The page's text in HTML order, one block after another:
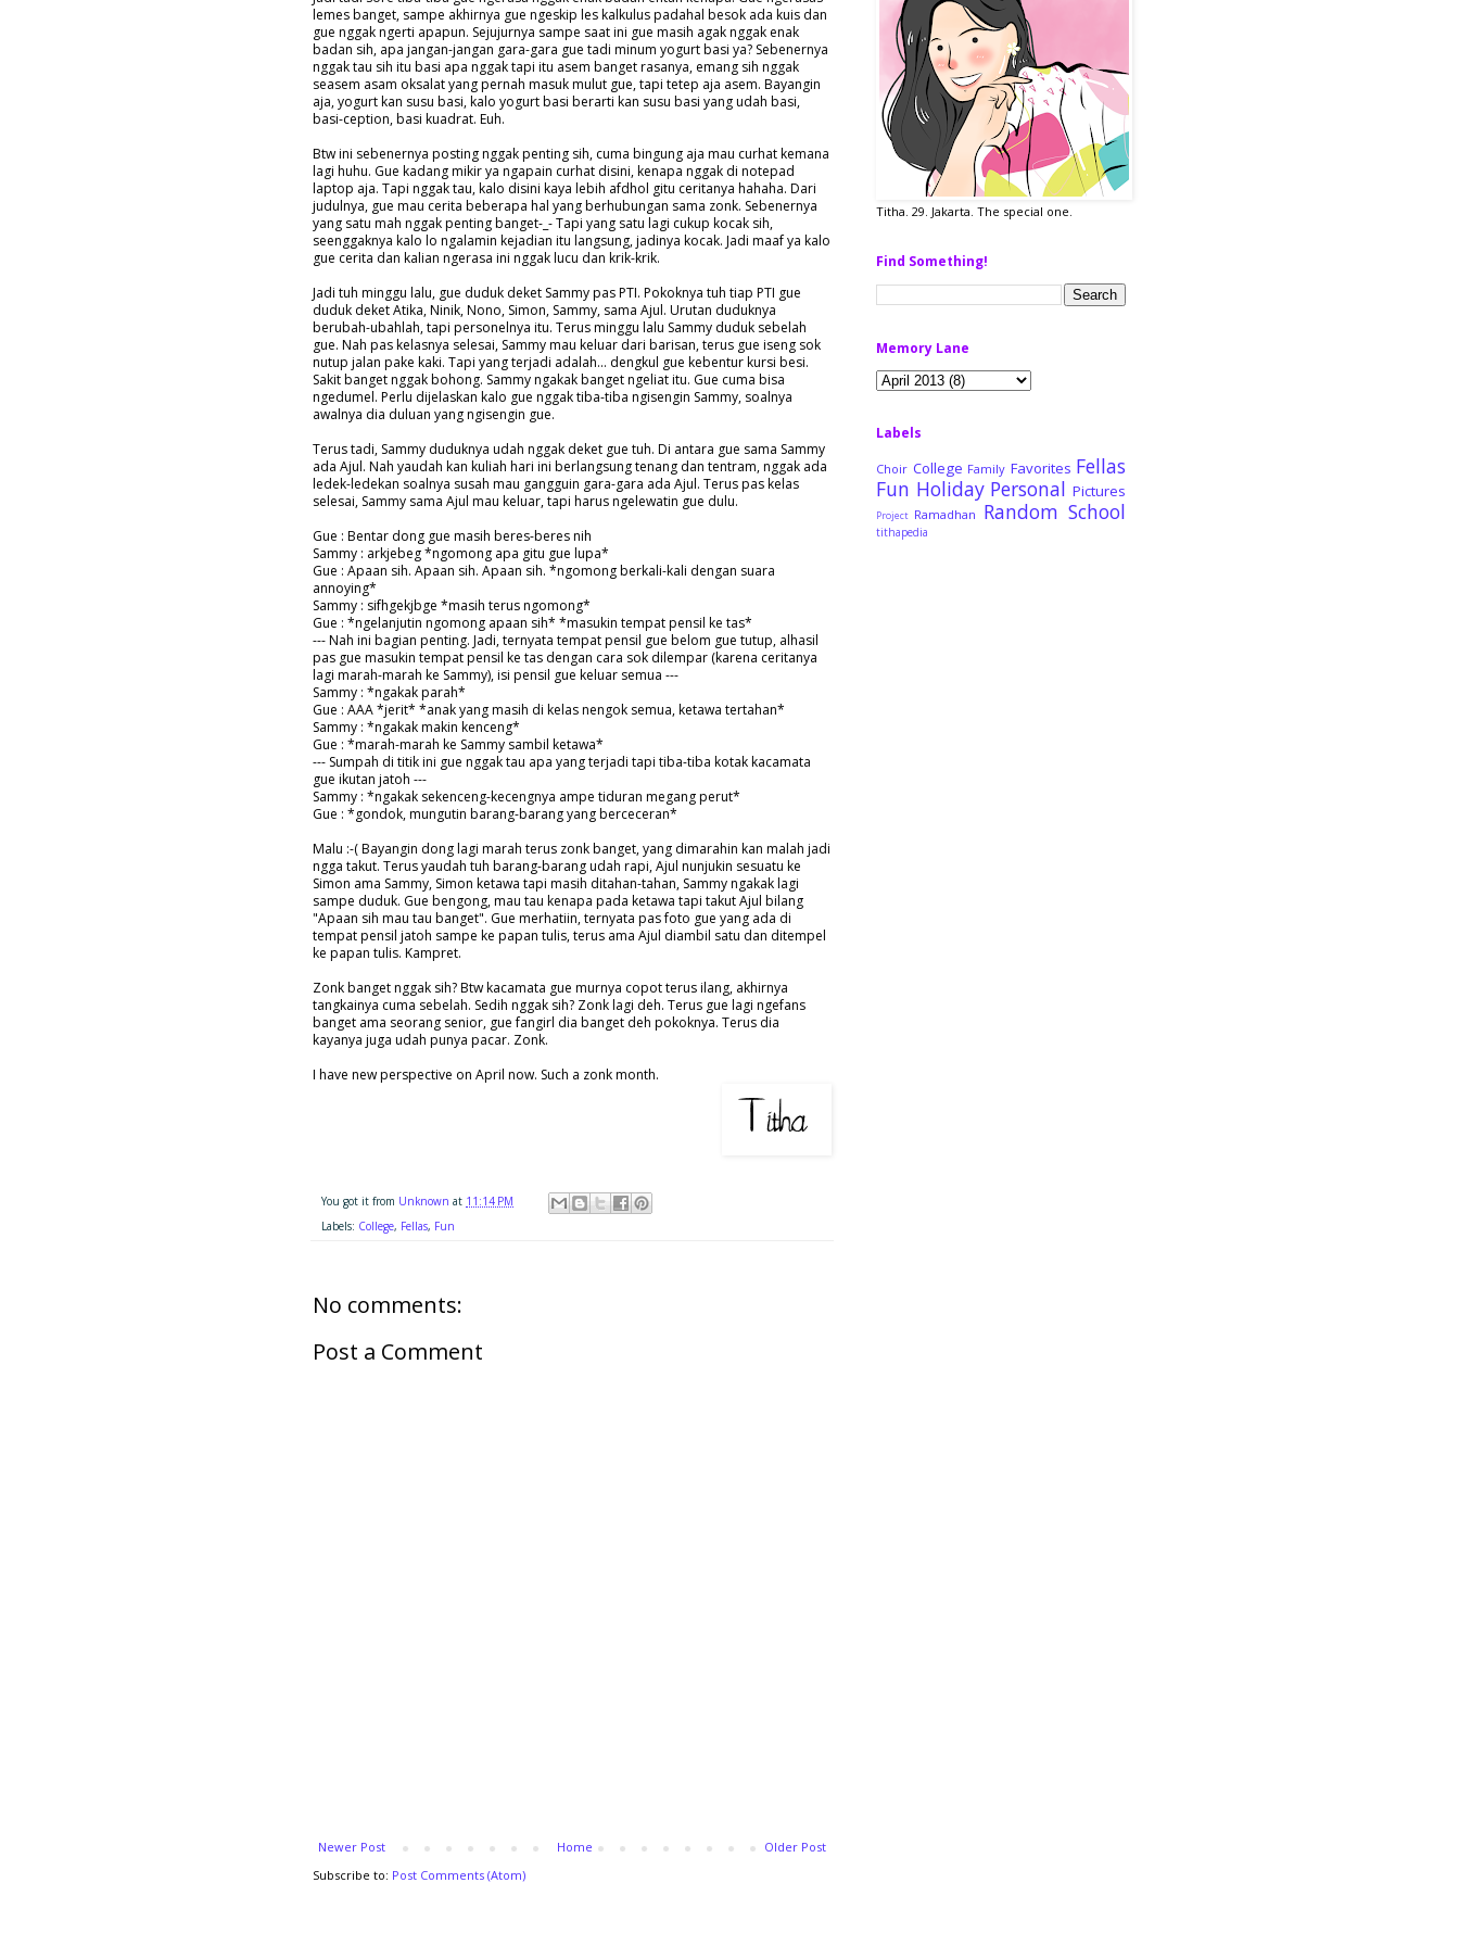
lemes banget, sampe akhirnya gue ngeskip les kalkulus padahal besok ada kuis dan
gue nggak ngerti apapun. Sejujurnya sampe saat ini gue masih agak nggak enak
badan sih, apa jangan-jangan gara-gara gue tadi minum yogurt basi ya? Sebenernya
nggak tau sih itu basi apa nggak tapi itu asem banget rasanya, emang sih nggak
seasem asam oksalat yang pernah masuk mulut gue, tapi tetep aja asem. Bayangin
aja, yogurt kan susu basi, kalo yogurt basi berarti kan susu basi yang udah basi,
basi-ception, basi kuadrat. Euh.
Btw ini sebenernya posting nggak penting sih, cuma bingung aja mau curhat kemana
lagi huhu. Gue kadang mikir ya ngapain curhat disini, kenapa nggak di notepad
laptop aja. Tapi nggak tau, kalo disini kaya lebih afdhol gitu ceritanya hahaha. Dari
judulnya, gue mau cerita beberapa hal yang berhubungan sama zonk. Sebenernya
yang satu mah nggak penting banget-_- Tapi yang satu lagi cukup kocak sih,
seenggaknya kalo lo ngalamin kejadian itu langsung, jadinya kocak. Jadi maaf ya kalo
gue cerita dan kalian ngerasa ini nggak lucu dan krik-krik.
Jadi tuh minggu lalu, gue duduk deket Sammy pas PTI. Pokoknya tuh tiap PTI gue
duduk deket Atika, Ninik, Nono, Simon, Sammy, sama Ajul. Urutan duduknya
berubah-ubahlah, tapi personelnya itu. Terus minggu lalu Sammy duduk sebelah
gue. Nah pas kelasnya selesai, Sammy mau keluar dari barisan, terus gue iseng sok
nutup jalan pake kaki. Tapi yang terjadi adalah... dengkul gue kebentur kursi besi.
Sakit banget nggak bohong. Sammy ngakak banget ngeliat itu. Gue cuma bisa
ngedumel. Perlu dijelaskan kalo gue nggak tiba-tiba ngisengin Sammy, soalnya
awalnya dia duluan yang ngisengin gue.
Terus tadi, Sammy duduknya udah nggak deket gue tuh. Di antara gue sama Sammy
ada Ajul. Nah yaudah kan kuliah hari ini berlangsung tenang dan tentram, nggak ada
ledek-ledekan soalnya susah mau gangguin gara-gara ada Ajul. Terus pas kelas
selesai, Sammy sama Ajul mau keluar, tapi harus ngelewatin gue dulu.
Gue : Bentar dong gue masih beres-beres nih
Sammy : arkjebeg *ngomong apa gitu gue lupa*
Gue : Apaan sih. Apaan sih. Apaan sih. *ngomong berkali-kali dengan suara
annoying*
Sammy : sifhgekjbge *masih terus ngomong*
Gue : *ngelanjutin ngomong apaan sih* *masukin tempat pensil ke tas*
--- Nah ini bagian penting. Jadi, ternyata tempat pensil gue belom gue tutup, alhasil
pas gue masukin tempat pensil ke tas dengan cara sok dilempar (karena ceritanya
lagi marah-marah ke Sammy), isi pensil gue keluar semua ---
Sammy : *ngakak parah*
Gue : AAA *jerit* *anak yang masih di kelas nengok semua, ketawa tertahan*
Sammy : *ngakak makin kenceng*
Gue : *marah-marah ke Sammy sambil ketawa*
--- Sumpah di titik ini gue nggak tau apa yang terjadi tapi tiba-tiba kotak kacamata
gue ikutan jatoh ---
Sammy : *ngakak sekenceng-kecengnya ampe tiduran megang perut*
Gue : *gondok, mungutin barang-barang yang berceceran*
Malu :-( Bayangin dong lagi marah terus zonk banget, yang dimarahin kan malah jadi
ngga takut. Terus yaudah tuh barang-barang udah rapi, Ajul nunjukin sesuatu ke
Simon ama Sammy, Simon ketawa tapi masih ditahan-tahan, Sammy ngakak lagi
sampe duduk. Gue bengong, mau tau kenapa pada ketawa tapi takut Ajul bilang
"Apaan sih mau tau banget". Gue merhatiin, ternyata pas foto gue yang ada di
tempat pensil jatoh sampe ke papan tulis, terus ama Ajul diambil satu dan ditempel
ke papan tulis. Kampret.
Zonk banget nggak sih? Btw kacamata gue murnya copot terus ilang, akhirnya
tangkainya cuma sebelah. Sedih nggak sih? Zonk lagi deh. Terus gue lagi ngefans
banget ama seorang senior, gue fangirl dia banget deh pokoknya. Terus dia
kayanya juga udah punya pacar. Zonk.
I have new perspective on April now. Such a zonk month.
You got it from Unknown at 11:14 PM
Labels: College, Fellas, Fun
No comments:
Post a Comment
Newer Post Older Post
Home
Subscribe to: Post Comments (Atom)
Titha. 29. Jakarta. The special one.
Find Something!
Memory Lane
Labels
Choir College Family Favorites Fellas
Fun Holiday Personal Pictures
Project Ramadhan Random School
tithapedia